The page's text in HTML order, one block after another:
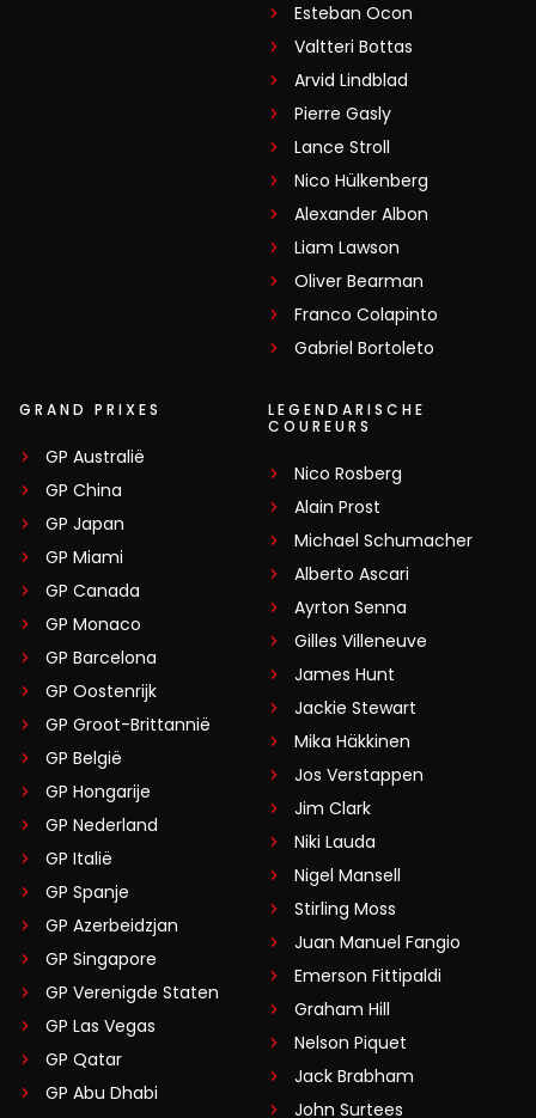
Esteban Ocon
Valtteri Bottas
Arvid Lindblad
Pierre Gasly
Lance Stroll
Nico Hülkenberg
Alexander Albon
Liam Lawson
Oliver Bearman
Franco Colapinto
Gabriel Bortoleto
GRAND PRIXES
GP Australië
GP China
GP Japan
GP Miami
GP Canada
GP Monaco
GP Barcelona
GP Oostenrijk
GP Groot-Brittannië
GP België
GP Hongarije
GP Nederland
GP Italië
GP Spanje
GP Azerbeidzjan
GP Singapore
GP Verenigde Staten
GP Las Vegas
GP Qatar
GP Abu Dhabi
LEGENDARISCHE
COUREURS
Nico Rosberg
Alain Prost
Michael Schumacher
Alberto Ascari
Ayrton Senna
Gilles Villeneuve
James Hunt
Jackie Stewart
Mika Häkkinen
Jos Verstappen
Jim Clark
Niki Lauda
Nigel Mansell
Stirling Moss
Juan Manuel Fangio
Emerson Fittipaldi
Graham Hill
Nelson Piquet
Jack Brabham
John Surtees